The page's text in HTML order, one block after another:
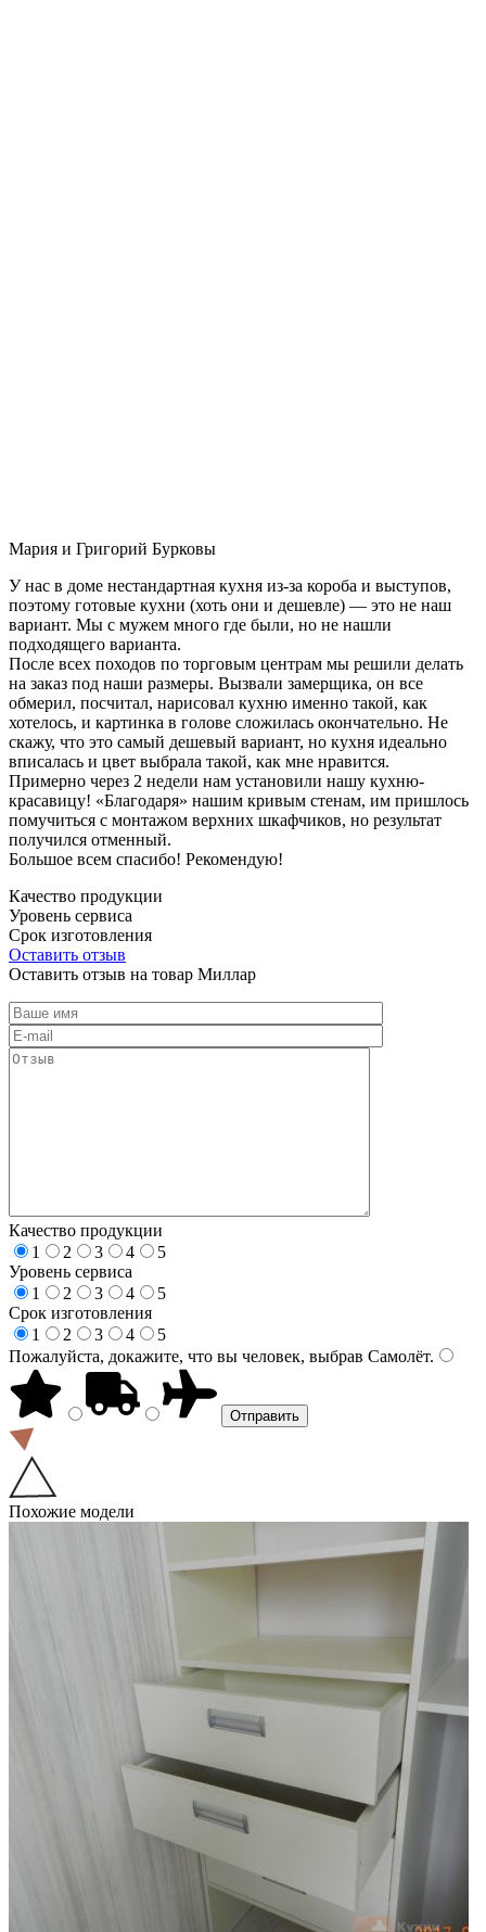
Мария и Григорий Бурковы
У нас в доме нестандартная кухня из-за короба и выступов,
поэтому готовые кухни (хоть они и дешевле) — это не наш
вариант. Мы с мужем много где были, но не нашли
подходящего варианта.
После всех походов по торговым центрам мы решили делать
на заказ под наши размеры. Вызвали замерщика, он все
обмерил, посчитал, нарисовал кухню именно такой, как
хотелось, и картинка в голове сложилась окончательно. Не
скажу, что это самый дешевый вариант, но кухня идеально
вписалась и цвет выбрала такой, как мне нравится.
Примерно через 2 недели нам установили нашу кухню-
красавицу! «Благодаря» нашим кривым стенам, им пришлось
помучиться с монтажом верхних шкафчиков, но результат
получился отменный.
Большое всем спасибо! Рекомендую!
Качество продукции
Уровень сервиса
Срок изготовления
Оставить отзыв
Оставить отзыв на товар Миллар
Качество продукции
1
2 3 4
5
Уровень сервиса
1
2 3 4
5
Срок изготовления
1
2 3 4
5
Пожалуйста, докажите, что вы человек, выбрав Самолёт.
Похожие модели